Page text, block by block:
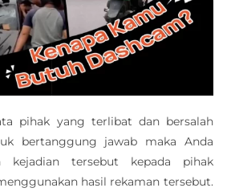
pihak yang terlibat dan bersalah
bertanggung jawab maka Anda
kejadian tersebut kepada pihak
hasil rekaman tersebut.